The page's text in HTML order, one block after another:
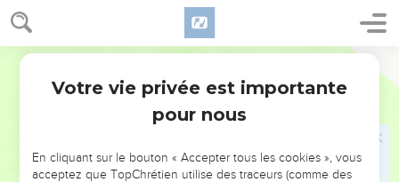
Colossiens 3
reconnaissance à Dieu le Père.
Les rapports personnels dans la vie nouvelle
Femmes, soumettez-vous à votre mari comme il convient
elle.
Votre vie privée est importante
pour nous
En cliquant sur le bouton « Accepter tous les cookies », vous
acceptez que TopChrétien utilise des traceurs (comme des